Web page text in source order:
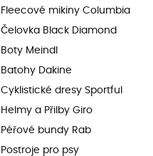
Fleecové mikiny Columbia
Čelovka Black Diamond
Boty Meindl
Batohy Dakine
Cyklistické dresy Sportful
Helmy a Přilby Giro
Péřové bundy Rab
Postroje pro psy